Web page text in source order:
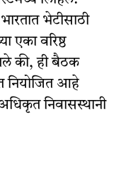
भारतात भेटीसाठी
एका वरिष्ठ
की, ही बैठक
नियोजित आहे
निवासस्थानी